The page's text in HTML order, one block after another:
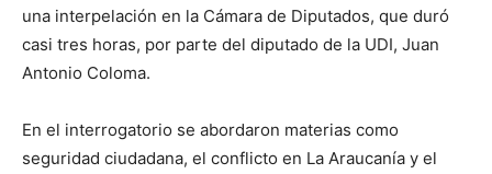
una interpelación en la Cámara de Diputados, que duró
casi tres horas, por parte del diputado de la UDI, Juan
Antonio Coloma.
En el interrogatorio se abordaron materias como
seguridad ciudadana, el conflicto en La Araucanía y el